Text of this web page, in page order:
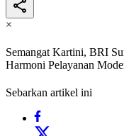
×
Semangat Kartini, BRI
Harmoni Pelayanan
Sebarkan artikel ini